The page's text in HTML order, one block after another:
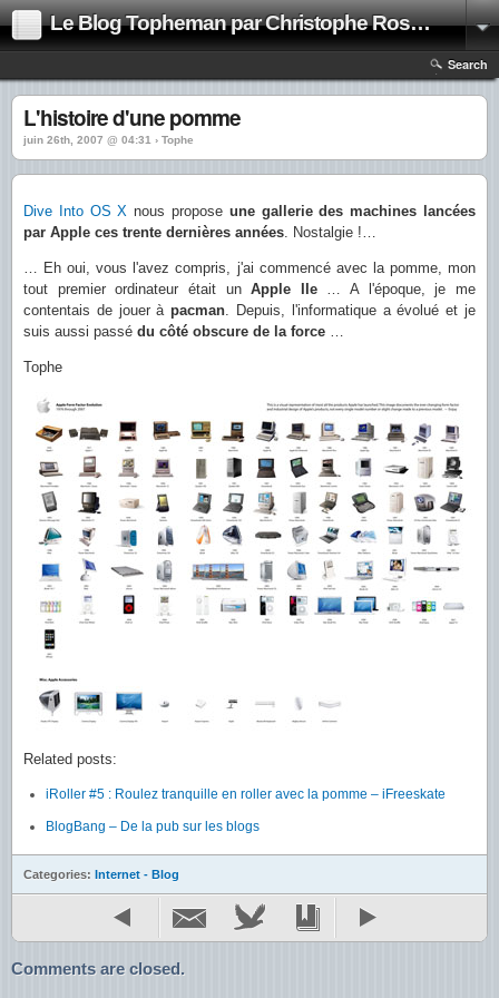
Le Blog Topheman par Christophe Rosset
Search
L'histoire d'une pomme
juin 26th, 2007 @ 04:31 › Tophe
Dive Into OS X nous propose une gallerie des machines lancées
par Apple ces trente dernières années. Nostalgie !…
… Eh oui, vous l'avez compris, j'ai commencé avec la pomme, mon
tout premier ordinateur était unApple IIe… A l'époque, je me
contentais de jouer àpacman. Depuis, l'informatique a évolué et je
suis aussi passé du côté obscure de la force …
Tophe
Related posts:
iRoller #5 : Roulez tranquille en roller avec la pomme – iFreeskate
BlogBang – De la pub sur les blogs
Categories: Internet - Blog
Comments are closed.